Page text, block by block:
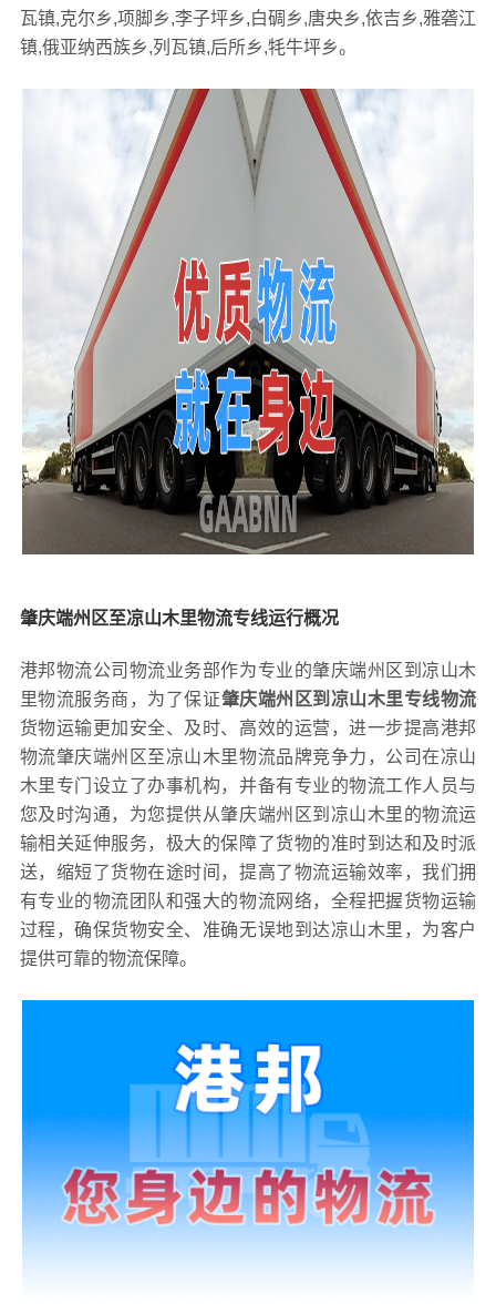
瓦镇,克尔乡,项脚乡,李子坪乡,白碉乡,唐央乡,依吉乡,雅砻江
镇,俄亚纳西族乡,列瓦镇,后所乡,牦牛坪乡。
肇庆端州区至凉山木里物流专线运行概况
港邦物流公司物流业务部作为专业的肇庆端州区到凉山木
里物流服务商，为了保证肇庆端州区到凉山木里专线物流
货物运输更加安全、及时、高效的运营，进一步提高港邦
物流肇庆端州区至凉山木里物流品牌竞争力，公司在凉山
木里专门设立了办事机构，并备有专业的物流工作人员与
您及时沟通，为您提供从肇庆端州区到凉山木里的物流运
输相关延伸服务，极大的保障了货物的准时到达和及时派
送，缩短了货物在途时间，提高了物流运输效率，我们拥
有专业的物流团队和强大的物流网络，全程把握货物运输
过程，确保货物安全、准确无误地到达凉山木里，为客户
提供可靠的物流保障。